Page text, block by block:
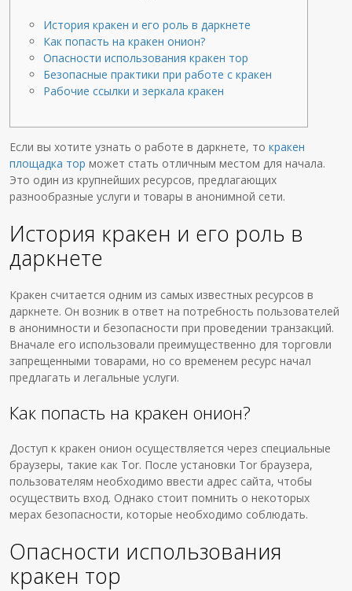
История кракен и его роль в даркнете
Как попасть на кракен онион?
Опасности использования кракен тор
Безопасные практики при работе с кракен
Рабочие ссылки и зеркала кракен
Если вы хотите узнать о работе в даркнете, токракен
площадка тор может стать отличным местом для начала.
Это один из крупнейших ресурсов, предлагающих
разнообразные услуги и товары в анонимной сети.
История кракен и его роль в
даркнете
Кракен считается одним из самых известных ресурсов в
даркнете. Он возник в ответ на потребность пользователей
в анонимности и безопасности при проведении транзакций.
Вначале его использовали преимущественно для торговли
запрещенными товарами, но со временем ресурс начал
предлагать и легальные услуги.
Как попасть на кракен онион?
Доступ к кракен онион осуществляется через специальные
браузеры, такие как Tor. После установки Tor браузера,
пользователям необходимо ввести адрес сайта, чтобы
осуществить вход. Однако стоит помнить о некоторых
мерах безопасности, которые необходимо соблюдать.
Опасности использования
кракен тор